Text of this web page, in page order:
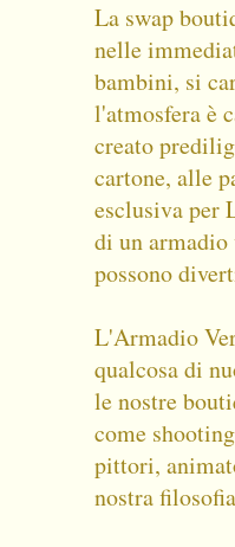
La swap
nelle
bambini, si
l'atmosfera è
creato
cartone, alle
esclusiva per
di un armadio
possono
L'Armadio
qualcosa di
le nostre
come
pittori,
nostra